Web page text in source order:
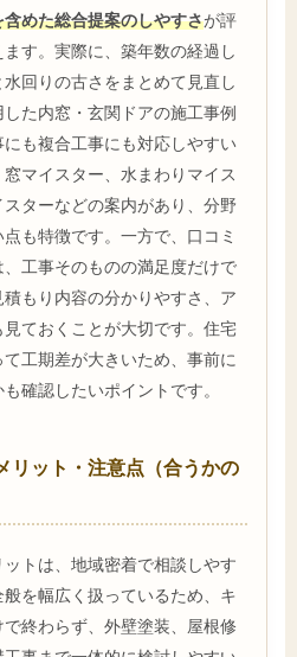
めた総合提案のしやすさが評
す。実際に、築年数の経過し
回りの古さをまとめて見直し
た内窓・玄関ドアの施工事例
も複合工事にも対応しやすい
マイスター、水まわりマイス
ターなどの案内があり、分野
も特徴です。一方で、口コミ
工事そのものの満足度だけで
もり内容の分かりやすさ、ア
ておくことが大切です。住宅
工期差が大きいため、事前に
確認したいポイントです。
リット・注意点（合うかの
トは、地域密着で相談しやす
を幅広く扱っているため、キ
終わらず、外壁塗装、屋根修